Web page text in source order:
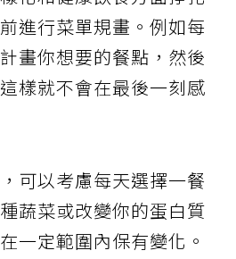
進行菜單規畫。例如每
畫你想要的餐點，然後
樣就不會在最後一刻感
可以考慮每天選擇一餐
蔬菜或改變你的蛋白質
一定範圍內保有變化。